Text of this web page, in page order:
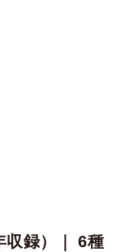
収録）｜ 6種